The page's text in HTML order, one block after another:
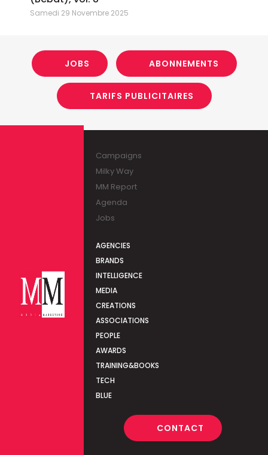
Samedi 29 Novembre 2025
JOBS ABONNEMENTS
TARIFS PUBLICITAIRES
Campaigns
Milky Way
MM Report
Agenda
Jobs
AGENCIES
BRANDS
INTELLIGENCE
MEDIA
CREATIONS
ASSOCIATIONS
PEOPLE
AWARDS
TRAINING&BOOKS
TECH
BLUE
CONTACT